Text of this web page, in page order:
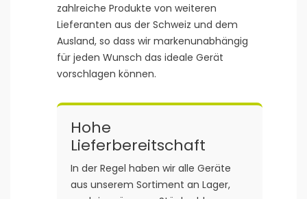
zahlreiche Produkte von weiteren
Lieferanten aus der Schweiz und dem
Ausland, so dass wir markenunabhängig
für jeden Wunsch das ideale Gerät
vorschlagen können.
Hohe
Lieferbereitschaft
In der Regel haben wir alle Geräte
aus unserem Sortiment an Lager,